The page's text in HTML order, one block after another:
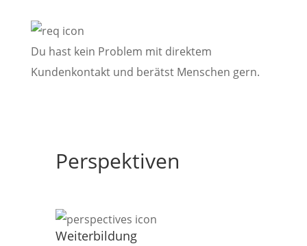
Du hast kein Problem mit direktem
Kundenkontakt und berätst Menschen gern.
Perspektiven
Weiterbildung